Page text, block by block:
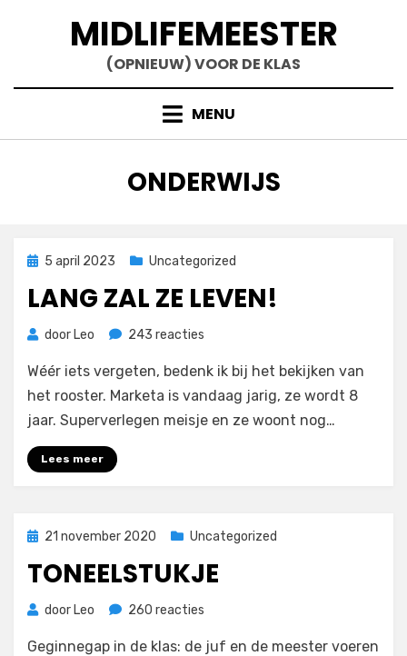
MIDLIFEMEESTER
(OPNIEUW) VOOR DE KLAS
MENU
TAG
:
ONDERWIJS
Geplaatst
5 april 2023 Uncategorized
LANG ZAL ZE LEVEN!
door Leo 243 reacties
zal
ze
leven!
Wéér iets vergeten, bedenk ik bij het bekijken van
het rooster. Marketa is vandaag jarig, ze wordt 8
jaar. Superverlegen meisje en ze woont nog…
Lees meer
Geplaatst
21 november 2020 Uncategorized
TONEELSTUKJE
door Leo 260 reacties
Geginnegap in de klas: de juf en de meester voeren